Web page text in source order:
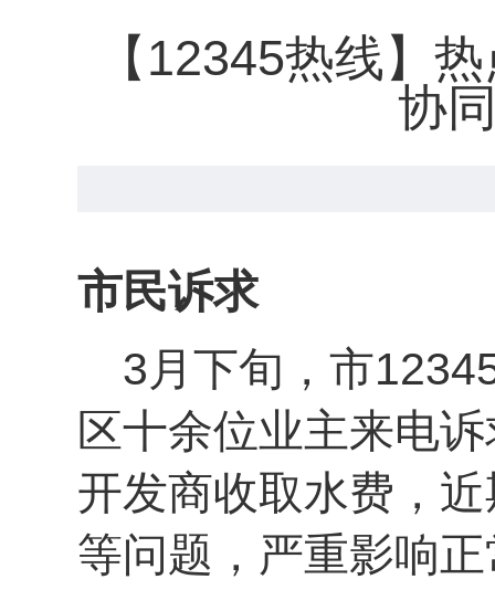
【12345热线】
协
市民诉求
3月下旬，市
区十余位业主来电
开发商收取水费，
等问题，严重影响